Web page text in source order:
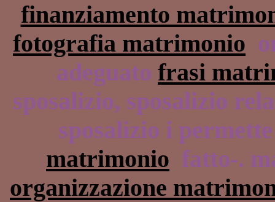
finanziamento
fotografia matrimonio
adeguato frasi
sposalizio, sposalizio
sposalizio i
matrimonio fatto-.
organizzazione